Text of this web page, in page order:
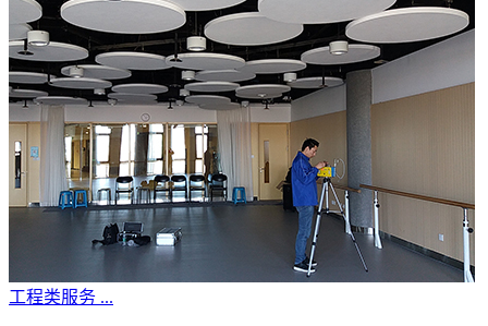
工程类服务 ...